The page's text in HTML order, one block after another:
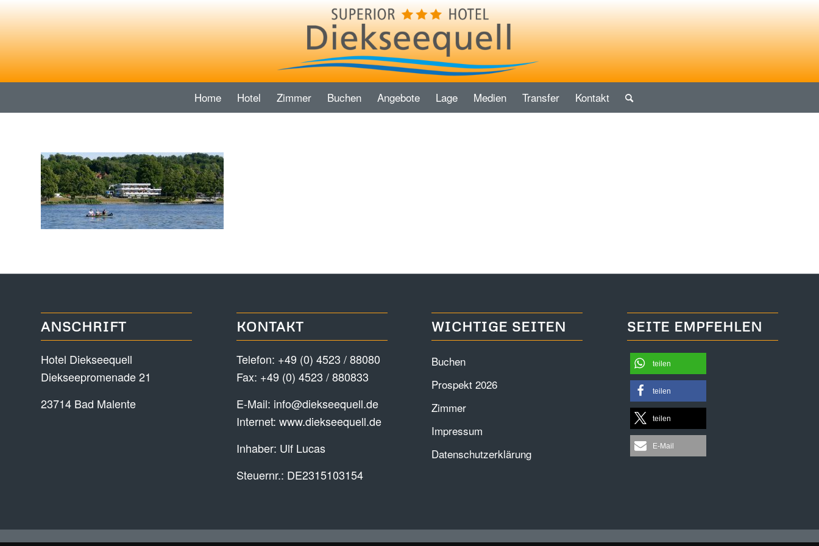
Home Hotel Zimmer Buchen Angebote Lage Medien Transfer Kontakt
ANSCHRIFT
Hotel Diekseequell
Diekseepromenade 21
23714 Bad Malente
KONTAKT
Telefon: +49 (0) 4523 / 88080
Fax: +49 (0) 4523 / 880833
E-Mail: info@diekseequell.de
Internet: www.diekseequell.de
Inhaber: Ulf Lucas
Steuernr.: DE2315103154
WICHTIGE SEITEN
Buchen
Prospekt 2026
Zimmer
Impressum
Datenschutzerklärung
SEITE EMPFEHLEN
teilen
teilen
teilen
E-Mail